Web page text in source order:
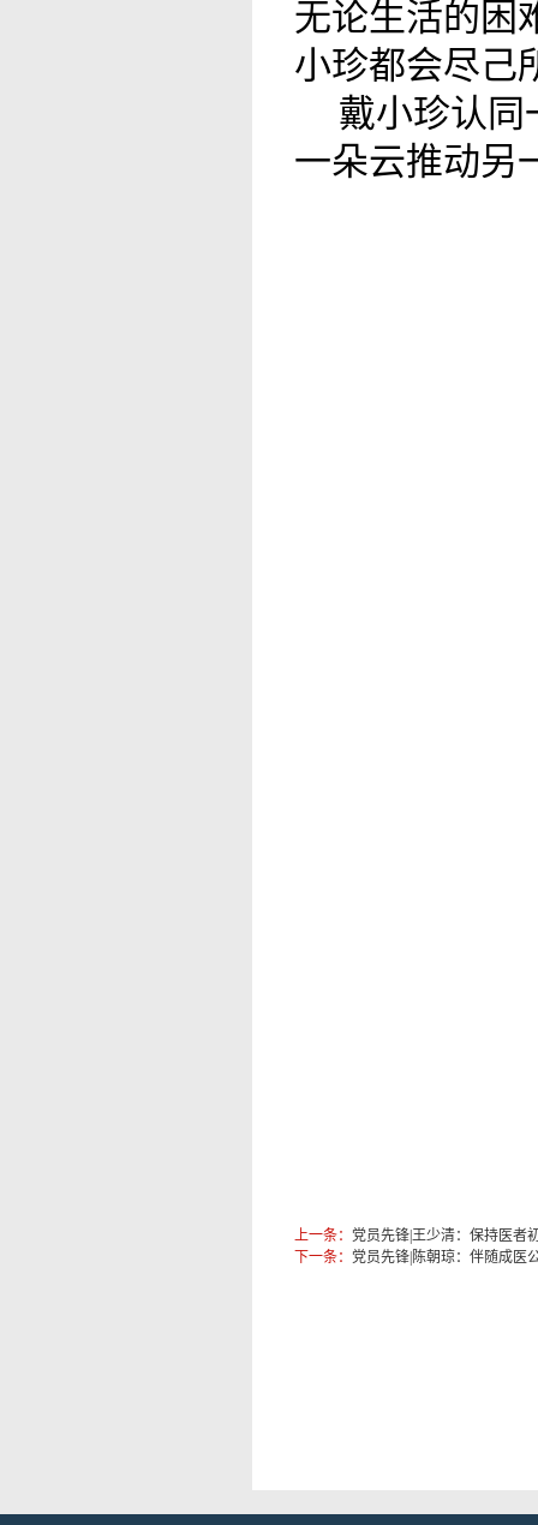
无论生活的困
小珍都会尽己
戴小珍认同
一朵云推动另
上一条： 党员先锋|王少清：保持医者
下一条： 党员先锋|陈朝琼：伴随成医